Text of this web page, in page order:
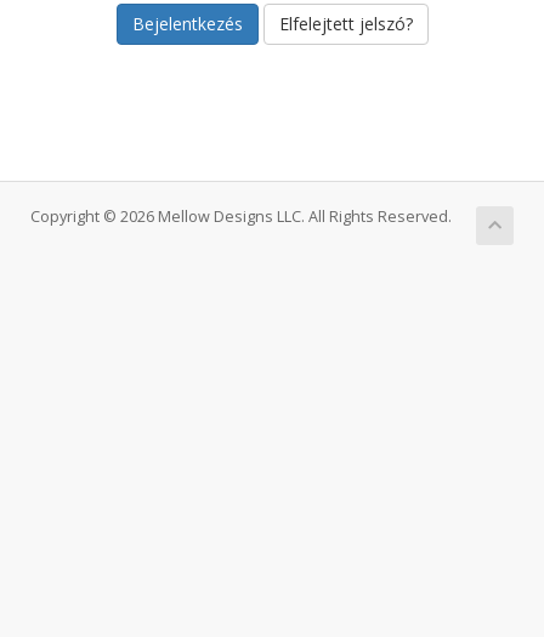
Elfelejtett jelszó?
Copyright © 2026 Mellow Designs LLC. All Rights Reserved.